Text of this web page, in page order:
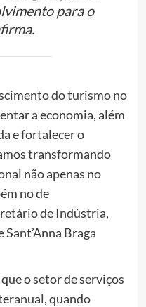
para o
do turismo no
a economia, além
e fortalecer o
transformando
não apenas no
no de
de Indústria,
Braga
o setor de serviços
quando